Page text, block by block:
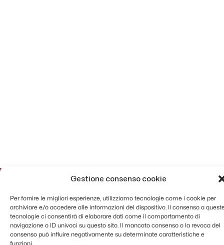
Gestione consenso cookie
Per fornire le migliori esperienze, utilizziamo tecnologie come i cookie per
archiviare e/o accedere alle informazioni del dispositivo. Il consenso a
tecnologie ci consentirà di elaborare dati come il comportamento di
navigazione o ID univoci su questo sito. Il mancato consenso o la revoca del
consenso può influire negativamente su determinate caratteristiche e
funzioni.